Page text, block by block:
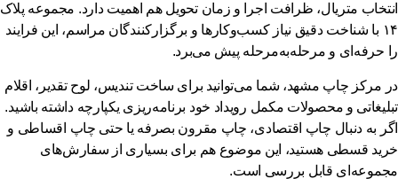
متریال، ظرافت اجرا و زمان تحویل هم اهمیت دارد. مجموعه پلاک
۱۴ با شناخت دقیق نیاز کسب‌وکارها و برگزارکنندگان مراسم، این فرایند
حرفه‌ای و مرحله‌به‌مرحله پیش می‌برد.
مرکز چاپ مشهد، شما می‌توانید برای ساخت تندیس، لوح تقدیر، اقلام
و محصولات مکمل رویداد خود برنامه‌ریزی یکپارچه داشته باشید.
به دنبال چاپ اقتصادی،چاپ مقرون بصرفهیا حتی چاپ اقساطیو
قسطیهستید، این موضوع هم برای بسیاری از سفارش‌های
قابل بررسی است.